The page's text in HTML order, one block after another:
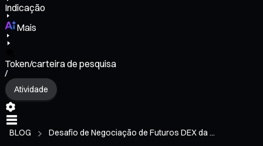
Indicação
Mais
Token/carteira de pesquisa
/
Atividade
BLOG Desafio de Negociação de Futuros DEX da ...